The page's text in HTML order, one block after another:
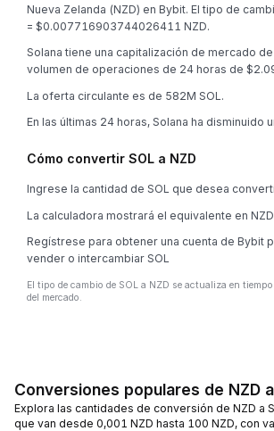
Nueva Zelanda (NZD) en Bybit. El tipo de
= $0.007716903744026411 NZD.
Solana tiene una capitalización de mercado
volumen de operaciones de 24 horas de
La oferta circulante es de 582M SOL.
En las últimas 24 horas, Solana ha disminuido
Cómo convertir SOL a NZD
Ingrese la cantidad de SOL que desea
La calculadora mostrará el equivalente en NZD
Regístrese para obtener una cuenta de Bybit
vender o intercambiar SOL
El tipo de cambio de SOL a NZD se actualiza en
del mercado.
Conversiones populares de NZD
Explora las cantidades de conversión de NZD a
que van desde 0,001 NZD hasta 100 NZD, con